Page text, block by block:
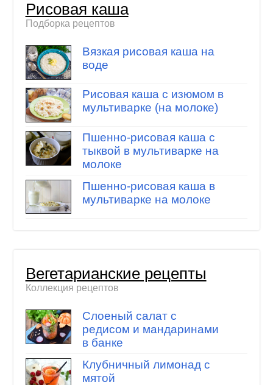
Рисовая каша
Подборка рецептов
Вязкая рисовая каша на
воде
Рисовая каша с изюмом в
мультиварке (на молоке)
Пшенно-рисовая каша с
тыквой в мультиварке на
молоке
Пшенно-рисовая каша в
мультиварке на молоке
Вегетарианские рецепты
Коллекция рецептов
Слоеный салат с
редисом и мандаринами
в банке
Клубничный лимонад с
мятой